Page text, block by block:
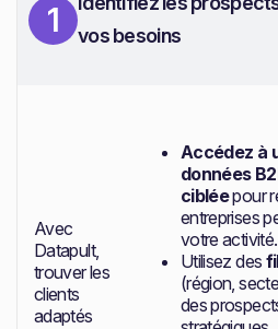
1
vos besoins
Avec
Datapult,
trouver les
clients
adaptés
Accédez à
données
cibléepour
entreprises
votre activité.
Utilisez des
(région,
des